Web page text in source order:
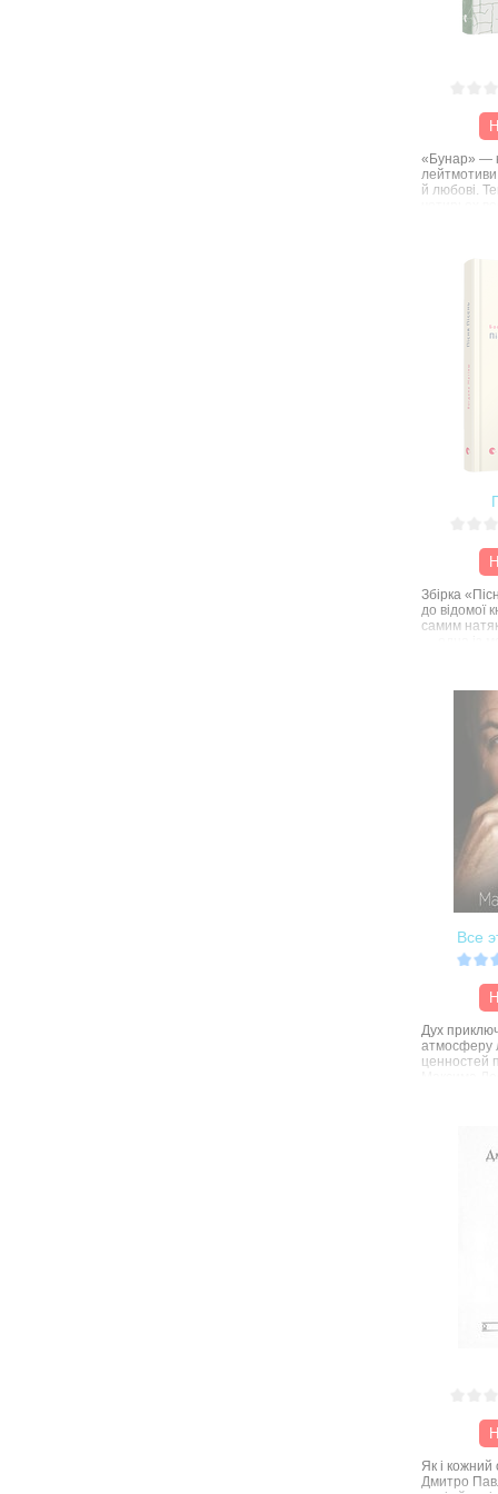
режиссер
«Бунар» —
лейтмотиви
й любові.
врешті-
поверхні
дивився в
Оскільки ж
такий
хоч і трохи
Збірка
до відомої
самим
ідеальна
довіра і
водночас
Тут, окрім
надія, що
життя є
Все
Дух
атмосферу
ценностей
Як і кожний
Дмитро